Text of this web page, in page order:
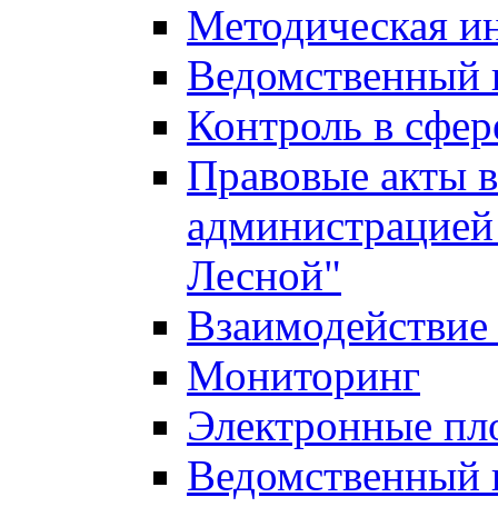
Методическая
Ведомственный
Контроль в
Правовые акты
Лесной"
Мониторинг
Электронные
Ведомственный